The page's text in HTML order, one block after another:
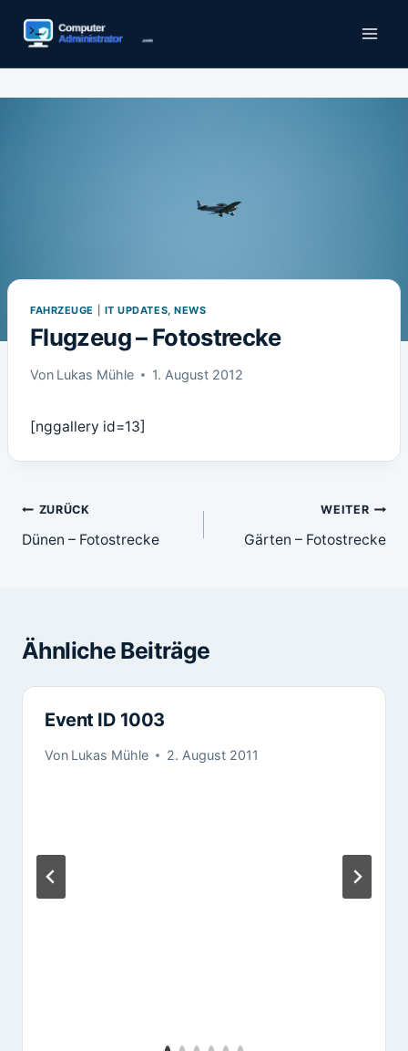
Inhalt
FAHRZEUGE IT UPDATES, NEWS
Flugzeug – Fotostrecke
Von Lukas Mühle 1. August 2012
[nggallery id=13]
Beitragsnavigation
ZURÜCK
Dünen – Fotostrecke
WEITER
Gärten – Fotostrecke
Ähnliche Beiträge
Event ID 1003
Von Lukas Mühle 2. August 2011